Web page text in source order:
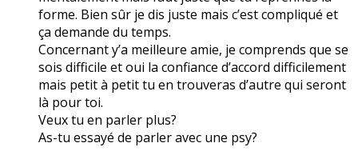
forme. Bien sûr je dis juste mais c’est compliqué et
ça demande du temps.
Concernant y’a meilleure amie, je comprends que se
sois difficile et oui la confiance d’accord difficilement
mais petit à petit tu en trouveras d’autre qui seront
là pour toi.
Veux tu en parler plus?
As-tu essayé de parler avec une psy?